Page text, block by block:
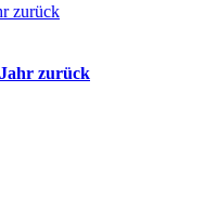
zurück
zurück